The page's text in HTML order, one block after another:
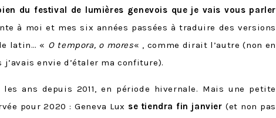
du festival de lumières genevois que je vais vous parler
à moi et mes six années passées à traduire des versions
latin… « O tempora, o mores« , comme dirait l’autre (non en
envie d’étaler ma confiture).
les ans depuis 2011, en période hivernale. Mais une petite
pour 2020 : Geneva Lux se tiendra fin janvier (et non pas